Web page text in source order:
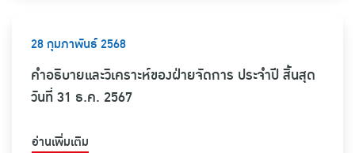
28 กุมภาพันธ์ 2568
คำอธิบายและวิเคราะห์ของฝ่ายจัดการ ประจำปี สิ้นสุด
วันที่ 31 ธ.ค. 2567
อ่านเพิ่มเติม